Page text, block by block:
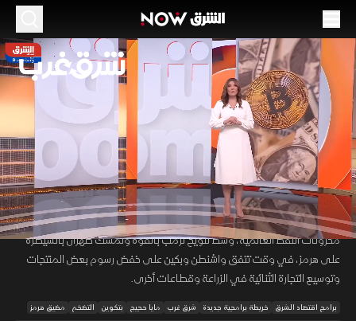
00:12/48:21
الموسم 2026
بتكوين قرب مستويات حرجة وسط قلق الأسواق
العالمية
17 مايو 2026 اقتصاد
شرق غرب
تتداول بتكوين قرب ثمانية وسبعين ألف دولار مع تصاعد الضغوط من ارتفاع
عوائد السندات الأميركية ومخاوف التضخم، بينما تواصل حرب إيران استنزاف
مخزونات النفط العالمية، وسط تلويح ترمب بالقوة وتمسك طهران بالسيطرة
على هرمز، في وقت تتفق واشنطن وبكين على خفض رسوم بعض المنتجات
وتوسيع التجارة الثنائية في الزراعة وقطاعات أخرى.
برامج اقتصاد الشرق خريطة برامجية جديدة شرق غرب مايا حجيج بتكوين التضخم مضيق هرمز